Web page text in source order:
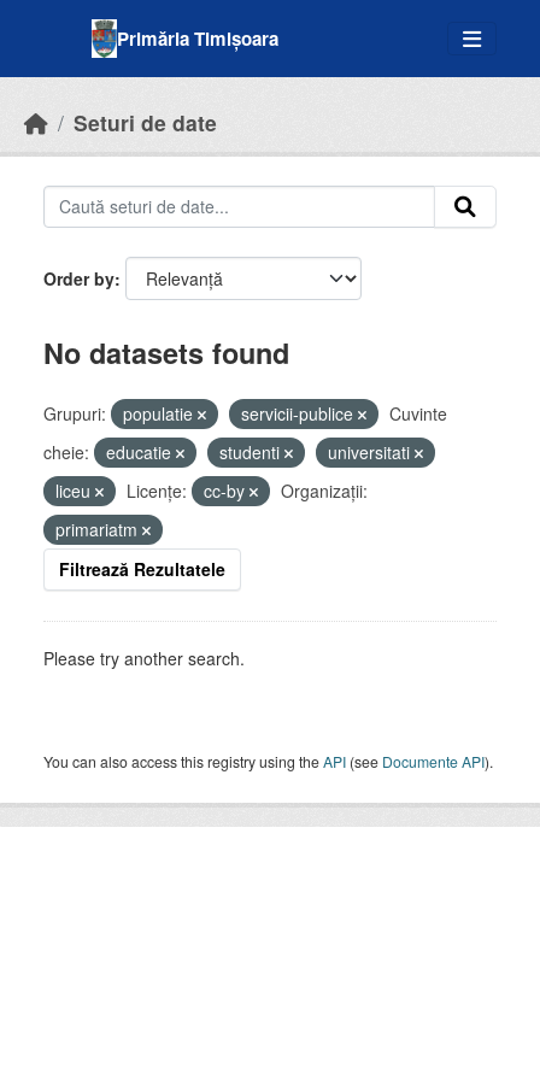
Primăria Timișoara
Seturi de date
Order by
No datasets found
Grupuri: populatie servicii-publice
Cuvinte
cheie:
educatie studenti
universitati
liceu
Licenţe: cc-by
Organizații:
primariatm
Filtrează Rezultatele
Please try another search.
You can also access this registry using theAPI (see Documente API).